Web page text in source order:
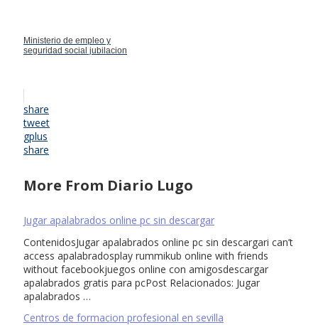
Ministerio de empleo y
seguridad social jubilacion
share
tweet
gplus
share
More From Diario Lugo
Jugar apalabrados online pc sin descargar
ContenidosJugar apalabrados online pc sin descargari can’t
access apalabradosplay rummikub online with friends
without facebookjuegos online con amigosdescargar
apalabrados gratis para pcPost Relacionados: Jugar
apalabrados …
Centros de formacion profesional en sevilla